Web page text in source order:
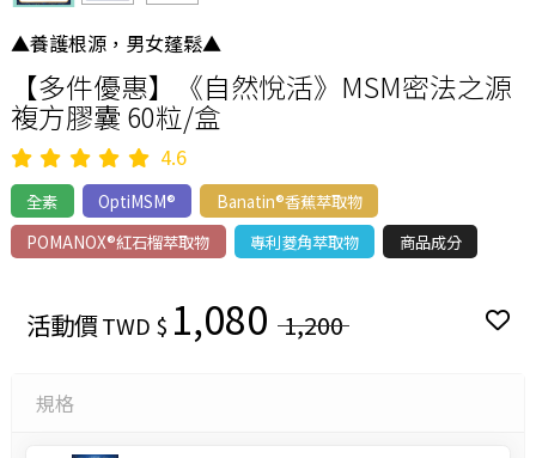
▲養護根源，男女蓬鬆▲
【多件優惠】《自然悅活》MSM密法之源
複方膠囊 60粒/盒
4.6
全素 OptiMSM®
Banatin®香蕉萃取物
POMANOX®紅石榴萃取物
專利菱角萃取物 商品成分
活動價TWD $ 1,080 1,200
規格